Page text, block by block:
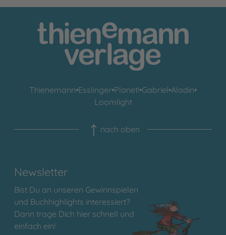
Thienemann•Esslinger•Planet!•Gabriel•Aladin•
Loomlight
nach oben
Newsletter
Bist Du an unseren Gewinnspielen
und Buchhighlights interessiert?
Dann trage Dich hier schnell und
einfach ein!